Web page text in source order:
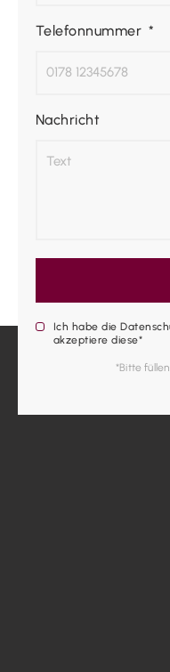
Telefonnummer
Nachricht
Ich habe die
akzeptiere diese*
*Bitte